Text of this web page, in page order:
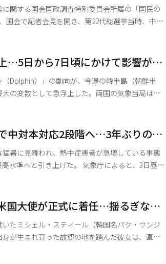
関する国会国政調査特別委員会所属の「国民の
国会で記者会見を開き、第22代総選挙当時、中央
の投票者数と投票率を故意に捏造したと暴露し
同捜査本部（合捜本）も同時に深い沈黙に陥っ
理由は何なのか。一体グルなのか」と声を荒げ
…5日から7日頃にかけて影響が大
Dolphin）」の動向が、今週の韓半島（朝鮮半
の変数として急浮上した。両国の気象当局は緊
3日の気象庁によると、台風
キロの強い勢力を保ちながら西北西へと進んでい
アム北約1250㎞の海上、4日午前3時にグアム北約12
中対本対応2段階へ…3年ぶりの非
暑に見舞われ、熱中症患者が急増している事態
げた。 気象庁によると、3日昼の
平年（28～33度）を大きく上回る酷暑が続く見
期し
（中対本）」の対応を2段階へと引き上げ
国大使が正式に着任…揺るぎない
たミシェル・スティール（韓国名パク・ウンジ
が生まれ育った故郷の地を踏んだ彼女は、直ち
年に米国へ